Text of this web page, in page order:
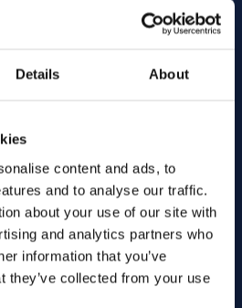
Details About
content and ads, to
and to analyse our traffic.
about your use of our site with
and analytics partners who
information that you’ve
they’ve collected from your use